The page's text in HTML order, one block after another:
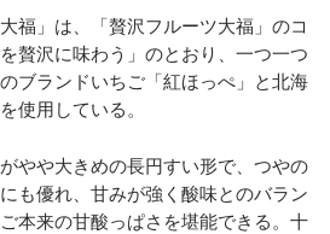
福」は、「贅沢フルーツ大福」のコ
贅沢に味わう」のとおり、一つ一つ
ブランドいちご「紅ほっぺ」と北海
使用している。
やや大きめの長円すい形で、つやの
も優れ、甘みが強く酸味とのバラン
本来の甘酸っぱさを堪能できる。十